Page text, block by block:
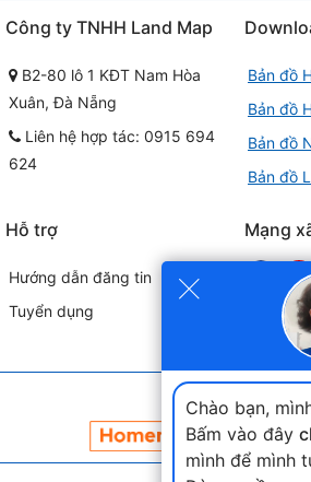
×
Chào bạn,
Bấm vào đây
mình để mình
Công ty TNHH Land Map
B2-80 lô 1 KĐT Nam Hòa
Xuân, Đà Nẵng
Liên hệ hợp tác: 0915 694
624
Bản đồ
Bản đồ
Bản đồ
Bản đồ
Hỗ trợ
Hướng dẫn đăng tin
Tuyển dụng
Mạng